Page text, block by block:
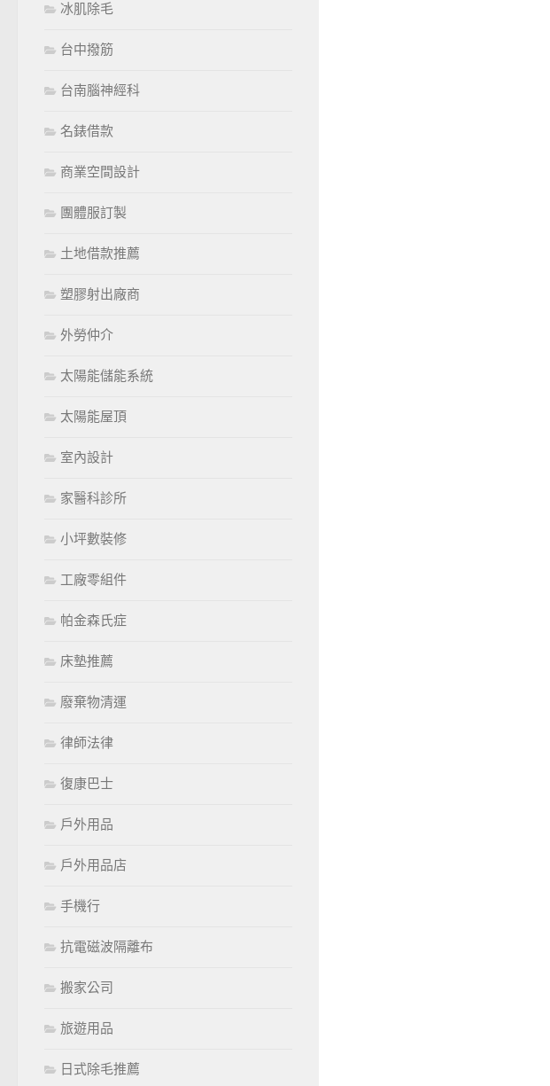
冰肌除毛
台中撥筋
台南腦神經科
名錶借款
商業空間設計
團體服訂製
土地借款推薦
塑膠射出廠商
外勞仲介
太陽能儲能系統
太陽能屋頂
室內設計
家醫科診所
小坪數裝修
工廠零組件
帕金森氏症
床墊推薦
廢棄物清運
律師法律
復康巴士
戶外用品
戶外用品店
手機行
抗電磁波隔離布
搬家公司
旅遊用品
日式除毛推薦